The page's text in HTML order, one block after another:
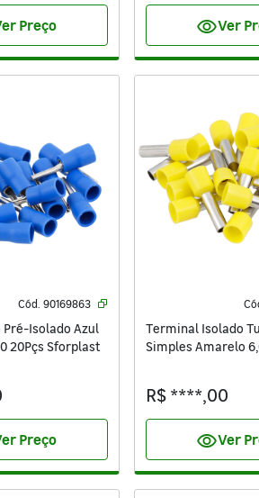
Preço visibilityVer
Cód. 90169863
Isolado Azul
20Pçs Sforplast
Preço
Terminal Isolado
Simples Amarelo
R$ ****,00
visibilityVer